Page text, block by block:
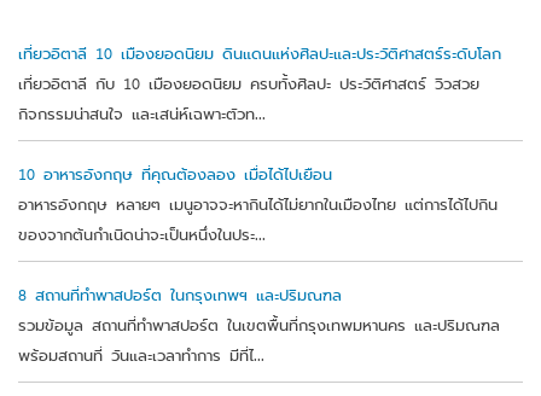
เที่ยวอิตาลี 10 เมืองยอดนิยม ดินแดนแห่งศิลปะและประวัติศาสตร์ระดับโลก
เที่ยวอิตาลี กับ 10 เมืองยอดนิยม ครบทั้งศิลปะ ประวัติศาสตร์ วิวสวย
กิจกรรมน่าสนใจ และเสน่ห์เฉพาะตัวท...
10 อาหารอังกฤษ ที่คุณต้องลอง เมื่อได้ไปเยือน
อาหารอังกฤษ หลายๆ เมนูอาจจะหากินได้ไม่ยากในเมืองไทย แต่การได้ไปกิน
ของจากต้นกำเนิดน่าจะเป็นหนึ่งในประ...
8 สถานที่ทำพาสปอร์ต ในกรุงเทพฯ และปริมณฑล
รวมข้อมูล สถานที่ทำพาสปอร์ต ในเขตพื้นที่กรุงเทพมหานคร และปริมณฑล
พร้อมสถานที่ วันและเวลาทำการ มีที่ไ...